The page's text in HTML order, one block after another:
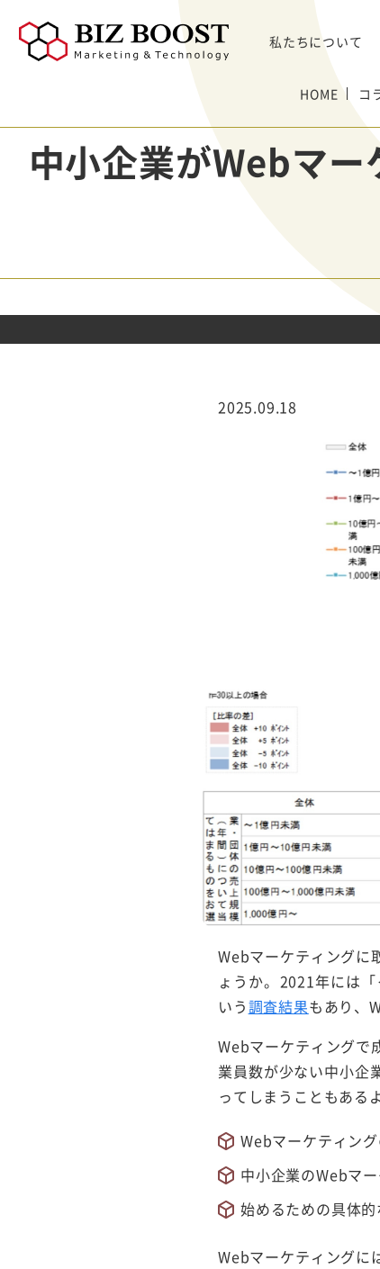
私たちについて
コンサルティングサ
ービス
BtoBマーケティ
リード獲得
BtoB Webサイト
制作
メディアプロモー
行サービス
BtoBテレマーケ
リード醸成
ウェビナー支援
イベントマーケティング
座談会
戦略・マネジメント
デジタル施策 & チャネル
組織・パートナー & 法務
営業 & セールスオペ
HOME コ
中小企業がWebマ
2025.09.18
Webマーケティングに
ょうか。2021年には
いう調査結果もあり、
Webマーケティングで
業員数が少ない中小企
ってしまうこともある
Webマーケティン
中小企業のWebマ
始めるための具体
Webマーケティングに